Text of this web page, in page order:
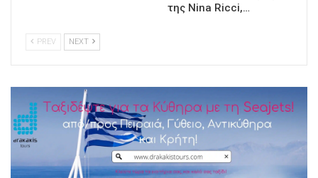
της Nina Ricci,…
PREV NEXT